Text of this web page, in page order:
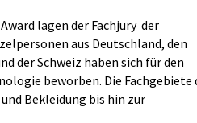
lagen der Fachjury der
aus Deutschland, den
der Schweiz haben sich für den
beworben. Die Fachgebiete
Bekleidung bis hin zur